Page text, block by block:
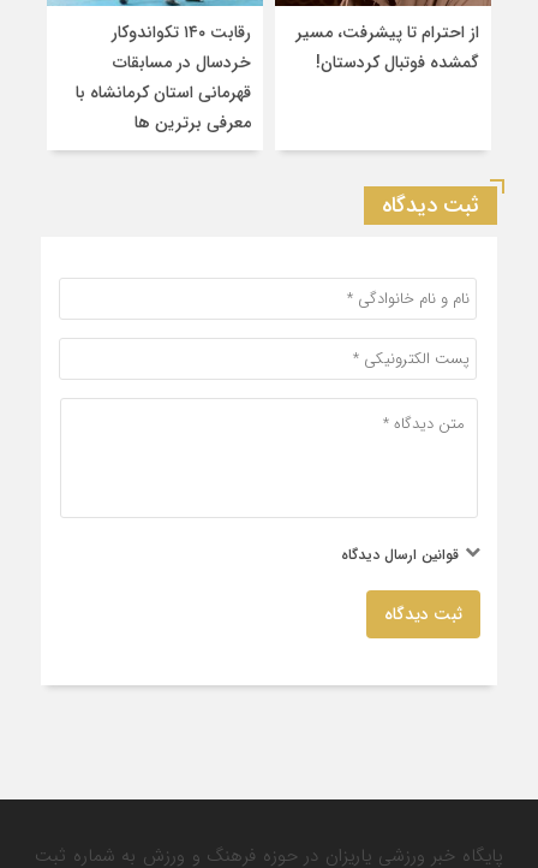
از احترام تا پیشرفت، مسیر
گمشده فوتبال کردستان!
رقابت ۱۴۰ تکواندوکار
خردسال در مسابقات
قهرمانی استان کرمانشاه با
معرفی برترین‌ ها
ثبت دیدگاه
قوانین ارسال دیدگاه
ثبت دیدگاه
پایگاه خبر ورزشی یاریزان در حوزه فرهنگ و ورزش به شماره ثبت